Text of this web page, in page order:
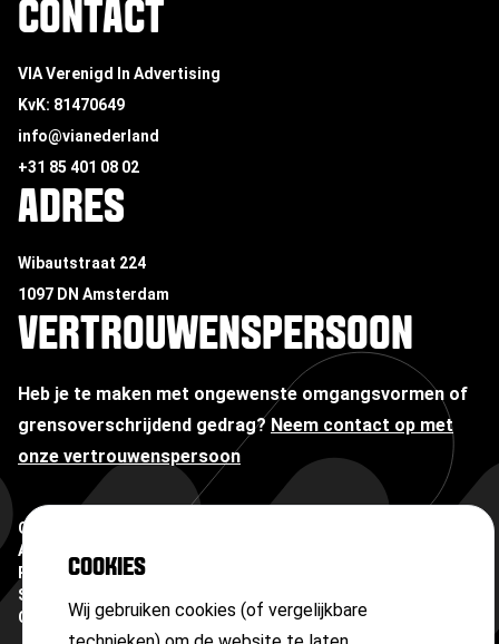
COOKIES
Wij gebruiken cookies (of vergelijkbare
CONTACT
VIA Verenigd In Advertising
KvK: 81470649
info@vianederland
+31 85 401 08 02
ADRES
Wibautstraat 224
1097 DN Amsterdam
VERTROUWENSPERSOON
Heb je te maken met ongewenste omgangsvormen of
grensoverschrijdend gedrag? Neem contact op met
onze vertrouwenspersoon
Copyright ©
Algemene voorwaarden
Privacyverklaring
Sitemap
Cookies